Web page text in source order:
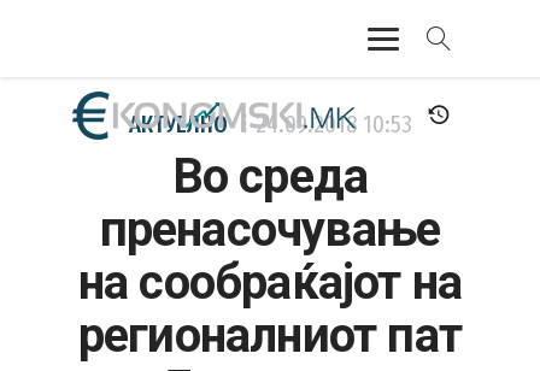
АКТУЕЛНО
ЕКОНОМИЈА
ФИНАНСИИ
БАНКАРСТВО
ЖИВОТ
АКТУЕЛНО 24.09.2018 10:53
Во среда
пренасочување
на сообраќајот на
регионалниот пат